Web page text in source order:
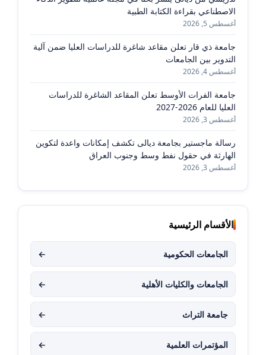
الاصطناعي بقراءة الكتابة الطبية
أغسطس 5, 2026
جامعة ذي قار تعلن مقاعد شاغرة للدراسات العليا ضمن آلية
التدوير بين الجامعات
أغسطس 4, 2026
جامعة الفرات الأوسط تعلن المقاعد الشاغرة للدراسات
العليا للعام 2026-2027
أغسطس 3, 2026
رسالة ماجستير بجامعة ديالى تكشف إمكانات واعدة لتكوين
الهارثة في حقول نفط وسط وجنوب العراق
أغسطس 3, 2026
الأقسام الرئيسية
الجامعات الحكومية ←
الجامعات والكليات الأهلية ←
جامعة التراث ←
المؤتمرات العلمية ←